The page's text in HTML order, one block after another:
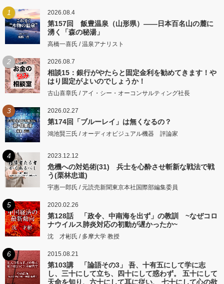
1 2026.08.4
第157回 飯豊温泉（山形県）――日本百名山の麓に
湧く「森の秘湯」
高橋一喜氏 / 温泉アナリスト
2 2026.08.7
相談15：銀行がやたらと固定金利を勧めてきます！や
はり固定がよいのでしょうか！
古山喜章氏 / アイ・シー・オーコンサルティング社長
3 2026.02.27
第174回「ブルーレイ」は無くなるの？
鴻池賢三氏 / オーディオビジュアル機器 評論家
4 2023.12.12
危機への対処術(31) 兵士を心酔させ斬新な戦法で戦
う(栗林忠道)
宇惠一郎氏 / 元読売新聞東京本社国際部編集委員
5 2020.02.26
第128話 「政令、中南海を出ず」の教訓 ~なぜコロ
ナウイルス肺炎対応の初動が遅かったか~
沈 才彬氏 / 多摩大学 教授
6 2015.08.21
第103講 「論語その3」 吾、十有五にして学に志
し、三十にして立ち、四十にして惑わず。 五十にして
天命を知り、六十にして耳に従い、 七十にして心の欲